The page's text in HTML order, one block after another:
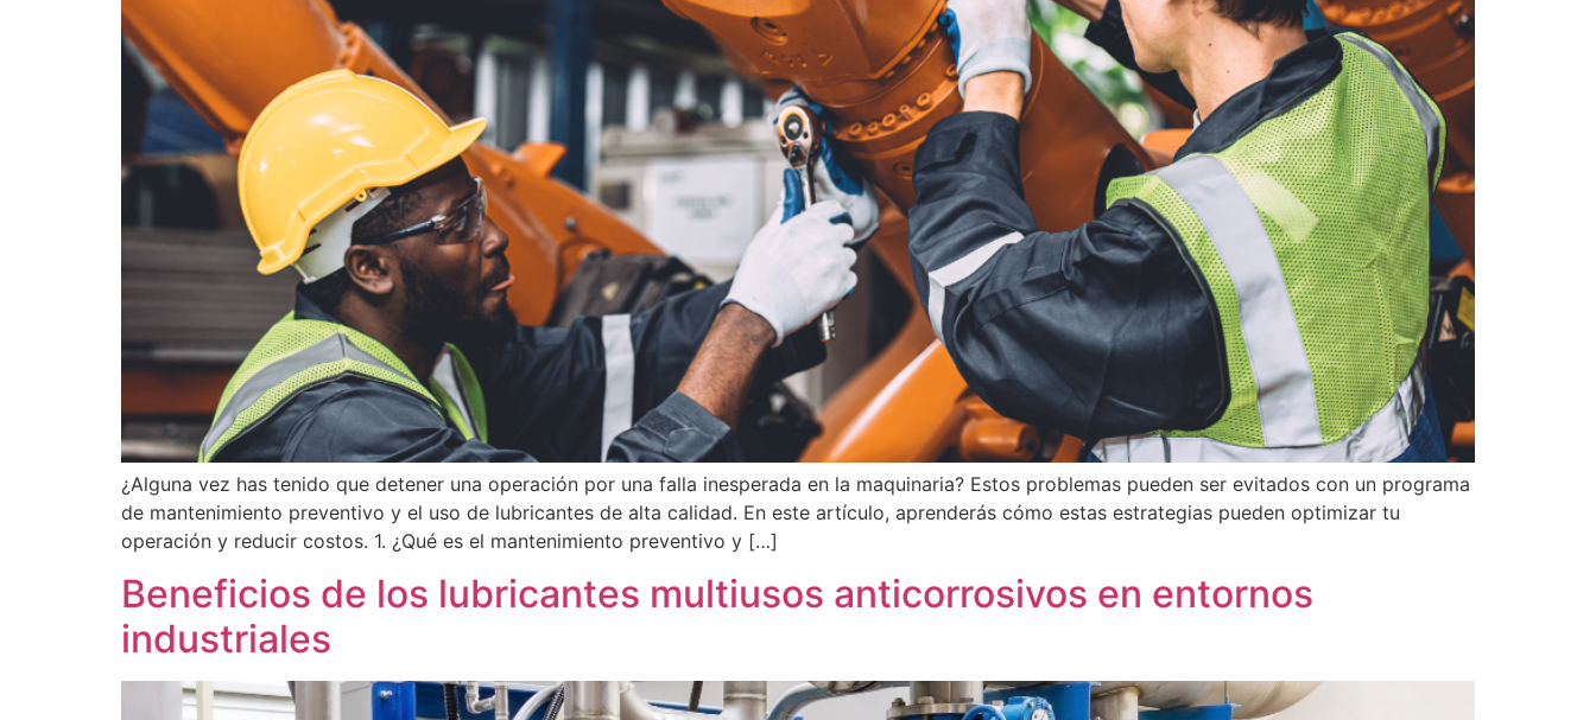
¿Alguna vez has tenido que detener una operación por una falla inesperada en la maquinaria? Estos problemas pueden ser evitados con un programa
de mantenimiento preventivo y el uso de lubricantes de alta calidad. En este artículo, aprenderás cómo estas estrategias pueden optimizar tu
operación y reducir costos. 1. ¿Qué es el mantenimiento preventivo y […]
Beneficios de los lubricantes multiusos anticorrosivos en entornos
industriales